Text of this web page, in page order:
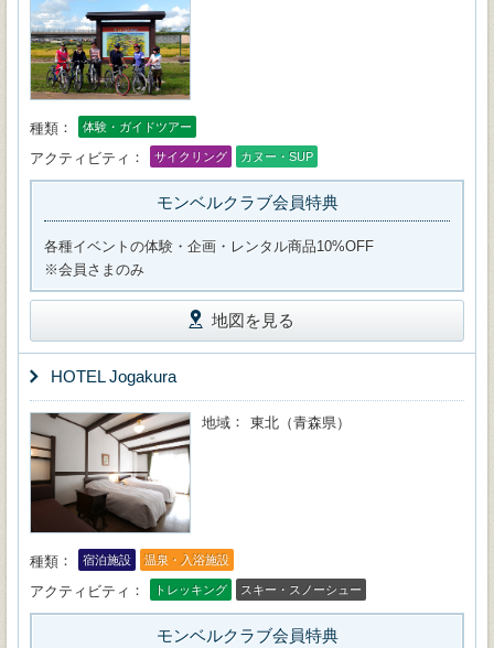
種類 体験・ガイドツアー
アクティビティ サイクリング カヌー・SUP
モンベルクラブ会員特典
各種イベントの体験・企画・レンタル商品10%OFF
※会員さまのみ
地図を見る
HOTEL Jogakura
地域 東北（青森県）
種類 宿泊施設 温泉・入浴施設
アクティビティ トレッキング スキー・スノーシュー
モンベルクラブ会員特典